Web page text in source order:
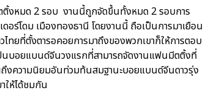
งหมด 2 รอบ งานนี้ถูกจัดขึ้นทั้งหมด 2 รอบการ
ร์โดม เมืองทองธานี โดยงานนี้ ถือเป็นการมาเยือน
ทยที่ตั้งตารอคอยการมาถึงของพวกเขาก็ให้การตอบ
นบอยแบนด์จีนวงแรกที่สามารถจัดงานแฟนมีตติ้งที่
งความนิยมอันท่วมท้นสมฐานะบอยแบนด์จีนดาวรุ่ง
ให้ได้ชมกัน